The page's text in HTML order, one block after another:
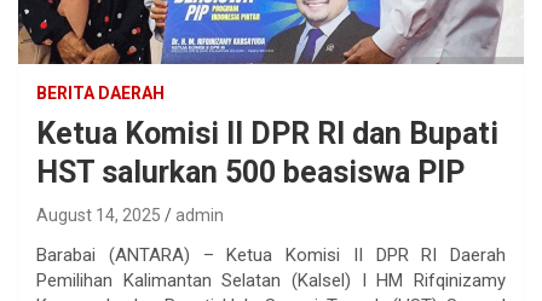
BERITA DAERAH
Ketua Komisi II DPR RI dan Bupati
HST salurkan 500 beasiswa PIP
August 14, 2025 admin
Barabai (ANTARA) – Ketua Komisi II DPR RI Daerah
Pemilihan Kalimantan Selatan (Kalsel) I HM Rifqinizamy